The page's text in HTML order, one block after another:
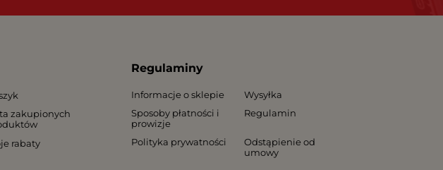
zakupionych
rabaty
Regulaminy
Informacje o sklepie
Wysyłka
Sposoby płatności i
prowizje
Regulamin
Polityka prywatności
Odstąpienie od
umowy